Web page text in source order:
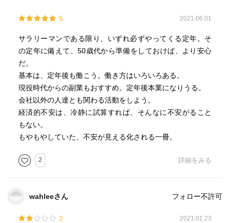
5 2021.06.01
サラリーマンである限り、いずれ必ずやってくる定年。そ
の定年に備えて、50歳代から準備をしておけば、より安心
だ。
基本は、定年後も働こう。働き方はいろいろある。
現役時代からの副業もおすすめ。定年後本業になりうる。
会社以外の人達とも関わる活動をしよう。
経済的不安は、冷静に試算すれば、そんなに不安がること
もない。
もやもやしていた、不安が見える化される一冊。
2 詳細をみる
wahleeさん フォロー不許可
2 2021.01.23